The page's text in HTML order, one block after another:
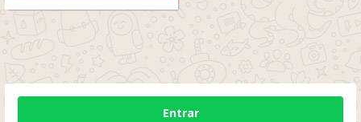
Entrar